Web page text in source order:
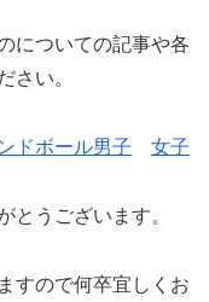
についての記事や各
さい。
ドボール男子 女子
とうございます。
すので何卒宜しくお